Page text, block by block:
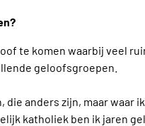
te komen waarbij veel
geloofsgroepen.
anders zijn, maar waar
katholiek ben ik jaren